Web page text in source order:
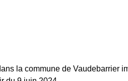
la commune de Vaudebarrier